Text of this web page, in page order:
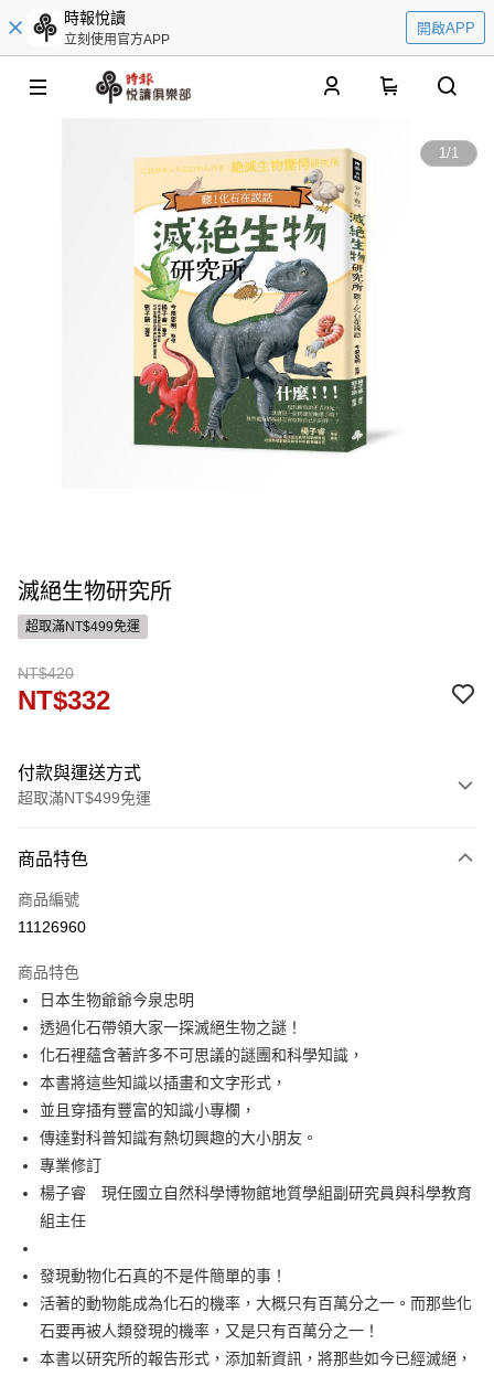
時報悅讀
立刻使用官方APP
開啟APP
1/1
滅絕生物研究所
超取滿NT$499免運
NT$420
NT$332
付款與運送方式
超取滿NT$499免運
信用卡一次付款
運送方式
付款後全家取貨
每筆NT$60，滿NT$499(含以上)免運費
付款後7-11取貨
每筆NT$60，滿NT$499(含以上)免運費
宅配
每筆NT$100，滿NT$499(含以上)免運費
商品特色
商品編號
11126960
商品特色
日本生物爺爺今泉忠明
透過化石帶領大家一探滅絕生物之謎！
化石裡蘊含著許多不可思議的謎團和科學知識，
本書將這些知識以插畫和文字形式，
並且穿插有豐富的知識小專欄，
傳達對科普知識有熱切興趣的大小朋友。
專業修訂
楊子睿 現任國立自然科學博物館地質學組副研究員與科學教育
組主任
發現動物化石真的不是件簡單的事！
活著的動物能成為化石的機率，大概只有百萬分之一。而那些化
石要再被人類發現的機率，又是只有百萬分之一！
本書以研究所的報告形式，添加新資訊，將那些如今已經滅絕，